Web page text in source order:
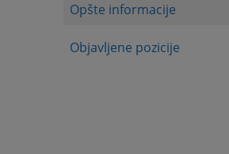
Opšte informacije
Objavljene pozicije